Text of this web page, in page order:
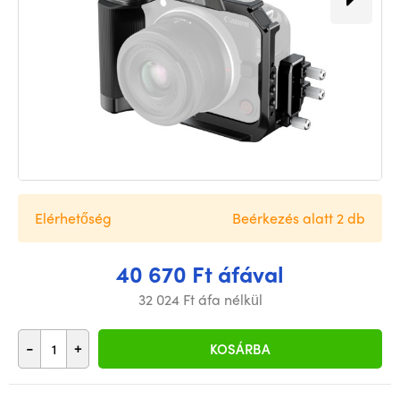
40 670 Ft áfával
32 024 Ft áfa nélkül
- + KOSÁRBA
Elérhetőség Beérkezés alatt 2 db